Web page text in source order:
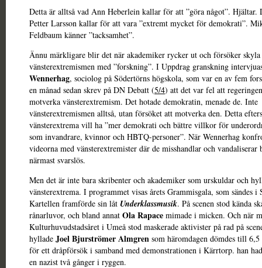
Detta är alltså vad Ann Heberlein kallar för att ”göra något”. Hjältar.
Petter Larsson kallar för att vara ”extremt mycket för demokrati”.
Feldbaum känner ”tacksamhet”.
Ännu märkligare blir det när akademiker rycker ut och försöker
vänsterextremismen med ”forskning”. I Uppdrag granskning
Wennerhag, sociolog på Södertörns högskola, som var en av fem
en månad sedan skrev på DN Debatt (5/4) att det var fel att
motverka vänsterextremism. Det hotade demokratin, menade de. Inte
vänsterextremismen alltså, utan försöket att motverka den. Detta
vänsterextrema vill ha ”mer demokrati och bättre villkor för
som invandrare, kvinnor och HBTQ-personer”. När Wennerhag
videorna med vänsterextremister där de misshandlar och vandaliserar
närmast svarslös.
Men det är inte bara skribenter och akademiker som urskuldar och
vänsterextrema. I programmet visas årets Grammisgala, som sändes i
Kartellen framförde sin låt Underklassmusik. På scenen stod kända
rånarluvor, och bland annat Ola Rapace mimade i micken. Och när
Kulturhuvudstadsåret i Umeå stod maskerade aktivister på rad på
hyllade Joel Bjurströmer Almgren som häromdagen dömdes till 6,5
för ett dråpförsök i samband med demonstrationen i Kärrtorp. han
en nazist två gånger i ryggen.